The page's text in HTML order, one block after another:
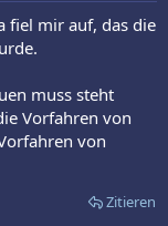
fiel mir auf, das die
muss steht
Vorfahren von
von
Zitieren